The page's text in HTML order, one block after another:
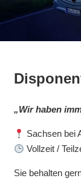
„Wir haben
Sachsen bei
Vollzeit /
Sie behalten